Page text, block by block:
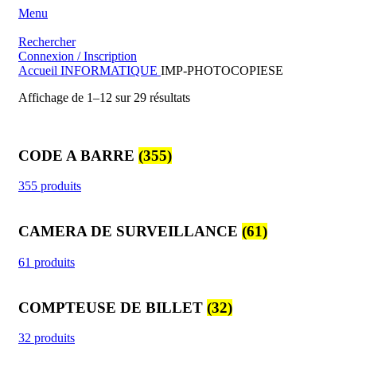
Menu
Rechercher
Connexion / Inscription
Accueil INFORMATIQUE IMP-PHOTOCOPIESE
Affichage de 1–12 sur 29 résultatsTrié
CODE A BARRE (355)
355 produits
CAMERA DE SURVEILLANCE (61)
61 produits
COMPTEUSE DE BILLET (32)
32 produits